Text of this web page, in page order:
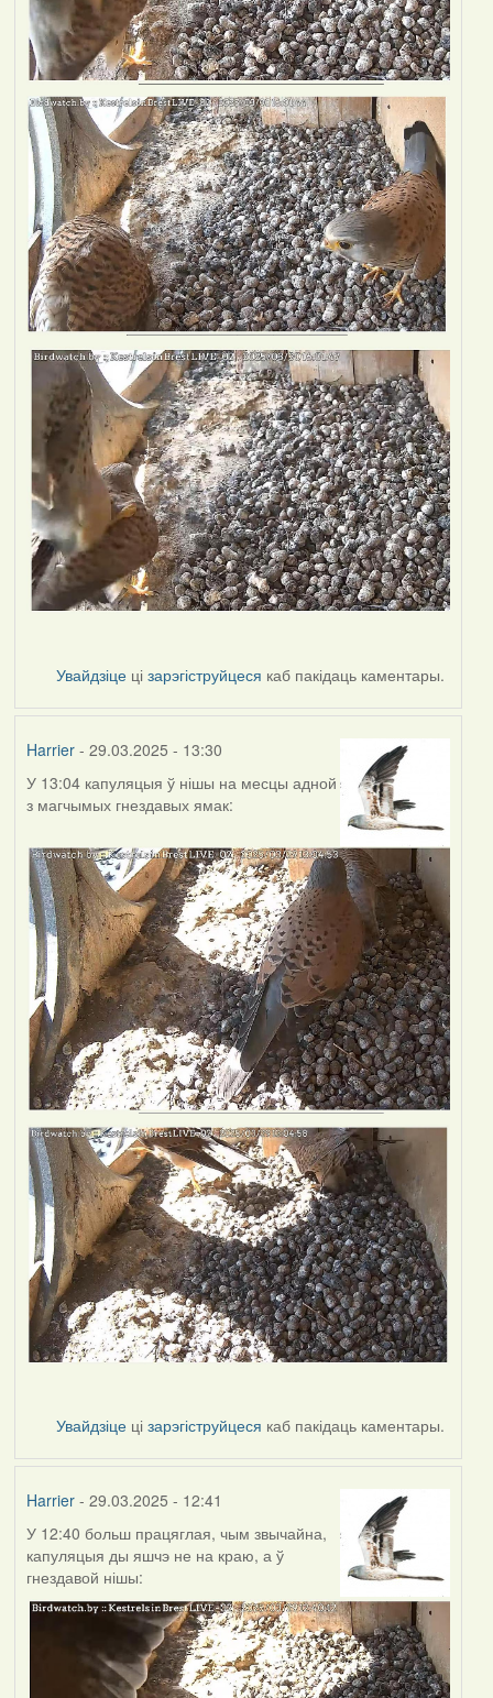
Увайдзіце цізарэгіструйцеся каб пакідаць каментары.
Harrier- 29.03.2025 - 13:30
У 13:04 капуляцыя ў нішы на месцы адной
з магчымых гнездавых ямак:
Увайдзіце цізарэгіструйцеся каб пакідаць каментары.
Harrier- 29.03.2025 - 12:41
У 12:40 больш працяглая, чым звычайна,
капуляцыя ды яшчэ не на краю, а ў
гнездавой нішы: